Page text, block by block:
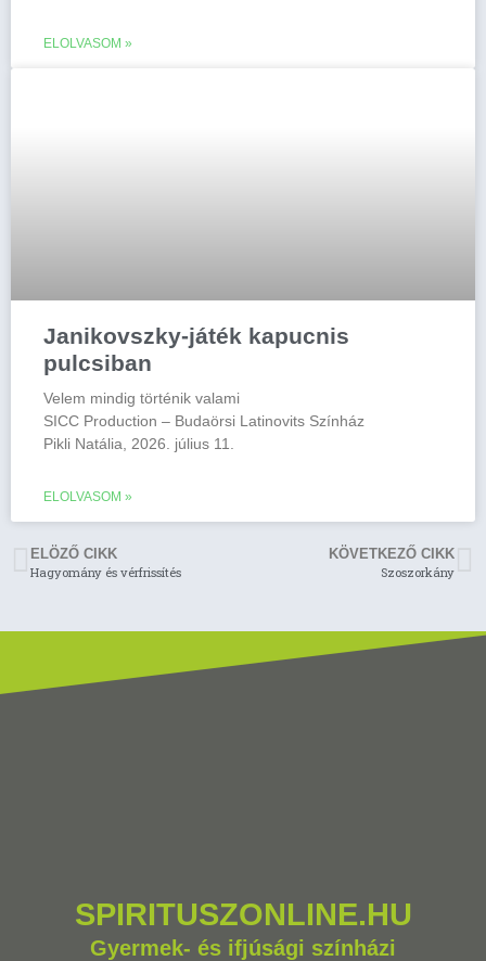
ELOLVASOM »
Janikovszky-játék kapucnis
pulcsiban
Velem mindig történik valami
SICC Production – Budaörsi Latinovits Színház
Pikli Natália, 2026. július 11.
ELOLVASOM »
ELÖZŐ CIKK
Hagyomány és vérfrissítés
KÖVETKEZŐ CIKK
Szoszorkány
SPIRITUSZONLINE.HU
Gyermek- és ifjúsági színházi